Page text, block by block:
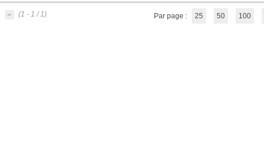
(1 - 1 / 1) Par page : 25 50 100